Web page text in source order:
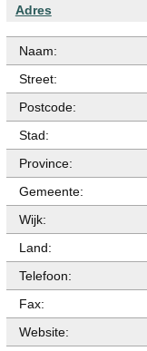
Adres
Naam:
Street:
Postcode:
Stad:
Province:
Gemeente:
Wijk:
Land:
Telefoon:
Fax:
Website: